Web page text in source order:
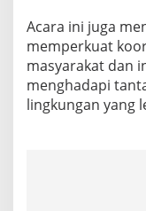
Acara ini juga
memperkuat
masyarakat dan
menghadapi
lingkungan yang